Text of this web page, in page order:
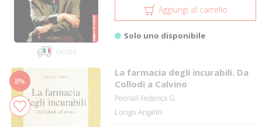
Gratis
Aggiungi al carrello
Solo uno disponibile
8%
La farmacia degli incurabili. Da
Collodi a Calvino
Pedriali Federica G.
Longo Angelo